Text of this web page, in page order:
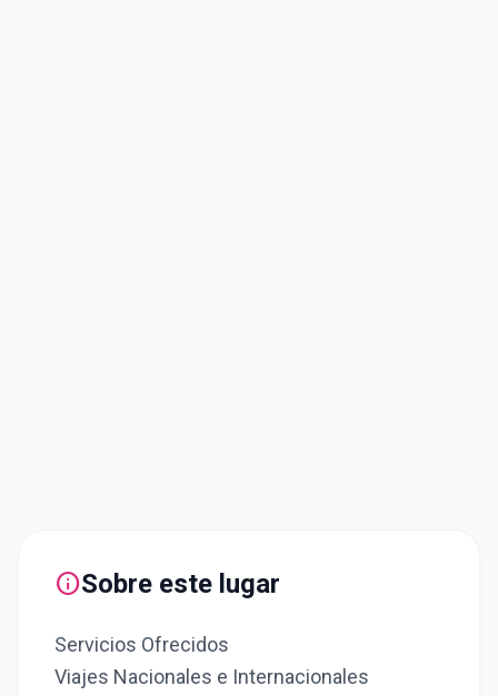
infoSobre este lugar
Servicios Ofrecidos
Viajes Nacionales e Internacionales